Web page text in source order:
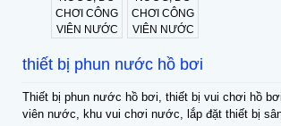
thiết bị phun nước hồ bơi
Thiết bị phun nước hồ bơi, thiết bị vui chơi hồ
viên nước, khu vui chơi nước, lắp đặt thiết bị